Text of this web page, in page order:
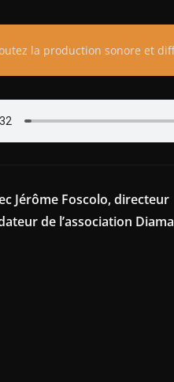
la production sonore et
Jérôme Foscolo, directeur
de l’association